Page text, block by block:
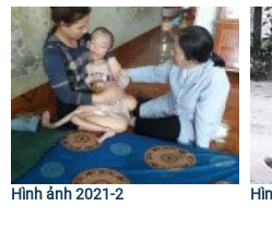
Hình ảnh 2021-2